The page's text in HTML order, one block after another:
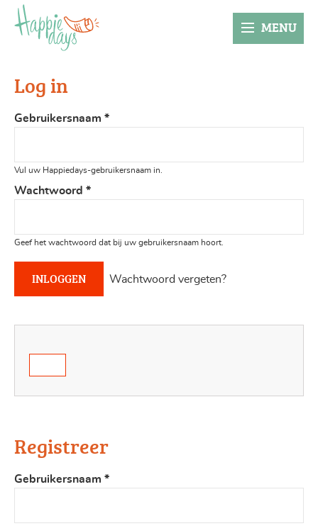
MENU
Log in
Gebruikersnaam *
Vul uw Happiedays-gebruikersnaam in.
Wachtwoord *
Geef het wachtwoord dat bij uw gebruikersnaam hoort.
Wachtwoord vergeten?
Registreer
Gebruikersnaam *